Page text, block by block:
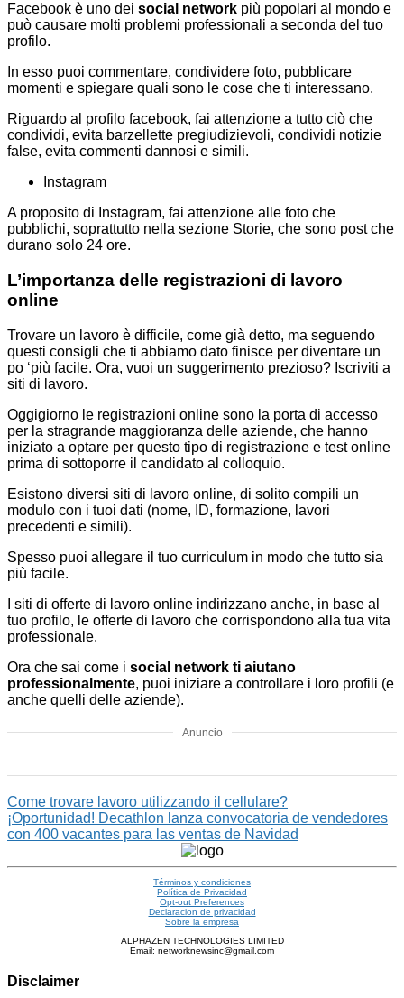
Facebook è uno dei social network più popolari al mondo e
può causare molti problemi professionali a seconda del tuo
profilo.
In esso puoi commentare, condividere foto, pubblicare
momenti e spiegare quali sono le cose che ti interessano.
Riguardo al profilo facebook, fai attenzione a tutto ciò che
condividi, evita barzellette pregiudizievoli, condividi notizie
false, evita commenti dannosi e simili.
Instagram
A proposito di Instagram, fai attenzione alle foto che
pubblichi, soprattutto nella sezione Storie, che sono post che
durano solo 24 ore.
L’importanza delle registrazioni di lavoro
online
Trovare un lavoro è difficile, come già detto, ma seguendo
questi consigli che ti abbiamo dato finisce per diventare un
po ‘più facile. Ora, vuoi un suggerimento prezioso? Iscriviti a
siti di lavoro.
Oggigiorno le registrazioni online sono la porta di accesso
per la stragrande maggioranza delle aziende, che hanno
iniziato a optare per questo tipo di registrazione e test online
prima di sottoporre il candidato al colloquio.
Esistono diversi siti di lavoro online, di solito compili un
modulo con i tuoi dati (nome, ID, formazione, lavori
precedenti e simili).
Spesso puoi allegare il tuo curriculum in modo che tutto sia
più facile.
I siti di offerte di lavoro online indirizzano anche, in base al
tuo profilo, le offerte di lavoro che corrispondono alla tua vita
professionale.
Ora che sai come i social network ti aiutano
professionalmente, puoi iniziare a controllare i loro profili (e
anche quelli delle aziende).
Anuncio
Come trovare lavoro utilizzando il cellulare?
¡Oportunidad! Decathlon lanza convocatoria de vendedores
con 400 vacantes para las ventas de Navidad
Términos y condiciones
Política de Privacidad
Opt-out Preferences
Declaracion de privacidad
Sobre la empresa
ALPHAZEN TECHNOLOGIES LIMITED
Email: networknewsinc@gmail.com
Disclaimer